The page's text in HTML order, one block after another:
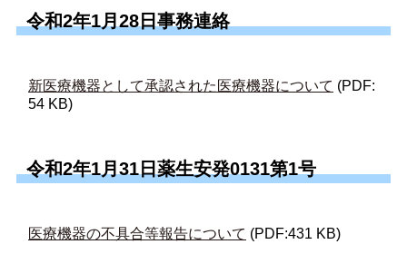
令和2年1月28日事務連絡
新医療機器として承認された医療機器について (PDF:
54 KB)
令和2年1月31日薬生安発0131第1号
医療機器の不具合等報告について (PDF:431 KB)